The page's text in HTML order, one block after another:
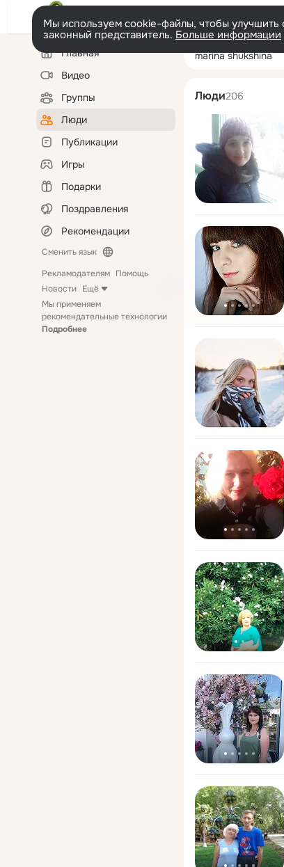
Мы используем cookie-файлы, чтобы улучшить
законный представитель. Больше информации
Левая
колонкаГлавная
Видео
Группы
Люди
Публикации
Игры
Подарки
Поздравления
Рекомендации
Сменить язык
Рекламодателям Помощь
Новости Ещё
Мы применяем
рекомендательные технологии
Подробнее
marina
Люди206